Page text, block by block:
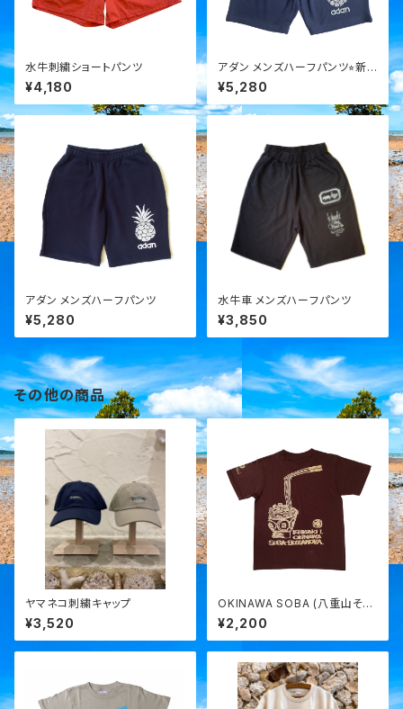
水牛刺繍ショートパンツ
¥4,180
アダン メンズハーフパンツ⭐︎新
色
¥5,280
アダン メンズハーフパンツ
¥5,280
水牛車 メンズハーフパンツ
¥3,850
その他の商品
ヤマネコ刺繍キャップ
¥3,520
OKINAWA SOBA (八重山そ
ば) ボサノバ tee/チョコレート
¥2,200